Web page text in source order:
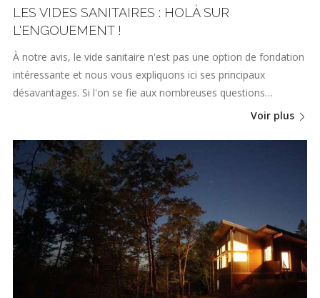
LES VIDES SANITAIRES : HOLÀ SUR
L'ENGOUEMENT !
À notre avis, le vide sanitaire n'est pas une option de fondation
intéressante et nous vous expliquons ici ses principaux
désavantages. Si l'on se fie aux nombreuses questions…
Voir plus